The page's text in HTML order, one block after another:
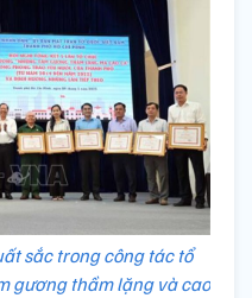
sắc trong công tác tổ
gương thầm lặng và cao